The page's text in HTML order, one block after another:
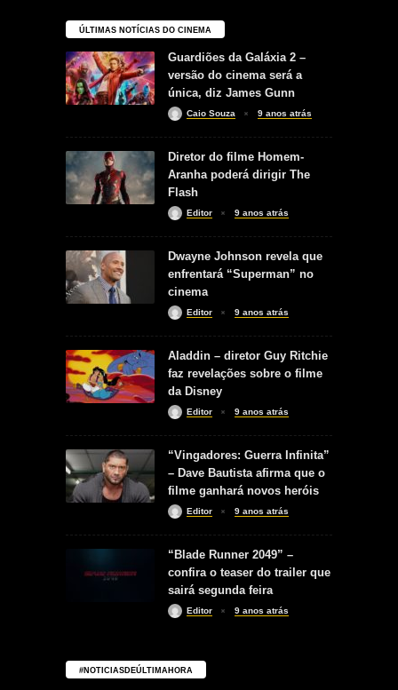
ÚLTIMAS NOTÍCIAS DO CINEMA
Guardiões da Galáxia 2 –
versão do cinema será a
única, diz James Gunn
Caio Souza 9 anos atrás
Diretor do filme Homem-
Aranha poderá dirigir The
Flash
Editor 9 anos atrás
Dwayne Johnson revela que
enfrentará “Superman” no
cinema
Editor 9 anos atrás
Aladdin – diretor Guy Ritchie
faz revelações sobre o filme
da Disney
Editor 9 anos atrás
“Vingadores: Guerra Infinita”
– Dave Bautista afirma que o
filme ganhará novos heróis
Editor 9 anos atrás
“Blade Runner 2049” –
confira o teaser do trailer que
sairá segunda feira
Editor 9 anos atrás
#NOTICIASDEÚLTIMAHORA